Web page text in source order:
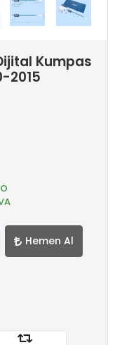
Kumpas
2015
Hemen Al